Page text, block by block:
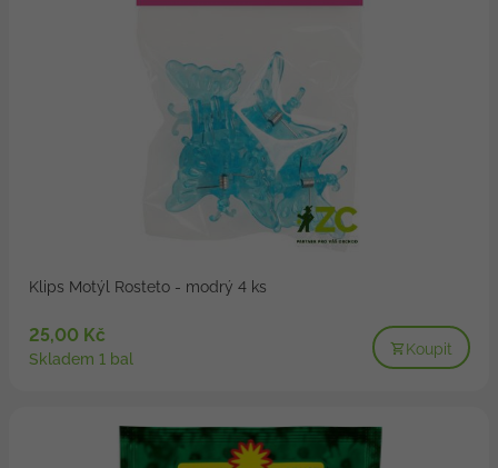
Klips Motýl Rosteto - modrý 4 ks
25,00 Kč
Skladem 1 bal
Koupit